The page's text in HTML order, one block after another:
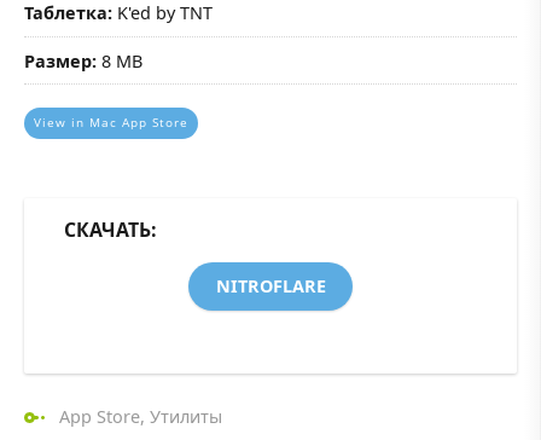
Таблетка: K'ed by TNT
Размер: 8 MB
View in Mac App Store
СКАЧАТЬ:
NITROFLARE
App Store, Утилиты